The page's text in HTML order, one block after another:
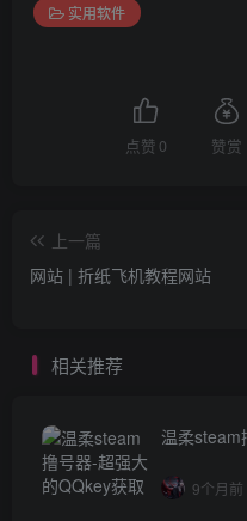
实用软件
点赞 0 赞赏
上一篇
网站 | 折纸飞机教程网站
相关推荐
温柔steam
9个月前